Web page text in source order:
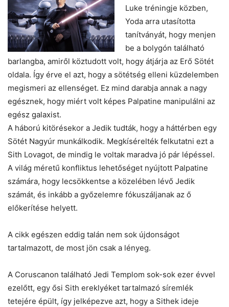
Luke tréningje közben,
Yoda arra utasította
tanítványát, hogy menjen
be a bolygón található
barlangba, amiről köztudott volt, hogy átjárja az Erő Sötét
oldala. Így érve el azt, hogy a sötétség elleni küzdelemben
megismeri az ellenséget. Ez mind darabja annak a nagy
egésznek, hogy miért volt képes Palpatine manipulálni az
egész galaxist.
A háború kitörésekor a Jedik tudták, hogy a háttérben egy
Sötét Nagyúr munkálkodik. Megkísérelték felkutatni ezt a
Sith Lovagot, de mindig le voltak maradva jó pár lépéssel.
A világ méretű konfliktus lehetőséget nyújtott Palpatine
számára, hogy lecsökkentse a közelében lévő Jedik
számát, és inkább a győzelemre fókuszáljanak az ő
előkerítése helyett.
A cikk egészen eddig talán nem sok újdonságot
tartalmazott, de most jön csak a lényeg.
A Coruscanon található Jedi Templom sok-sok ezer évvel
ezelőtt, egy ősi Sith ereklyéket tartalmazó síremlék
tetejére épült, így jelképezve azt, hogy a Sithek ideje